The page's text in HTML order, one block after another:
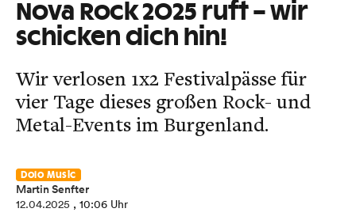
Nova Rock 2025 ruft – wir
schicken dich hin!
Wir verlosen 1x2 Festivalpässe für
vier Tage dieses großen Rock- und
Metal-Events im Burgenland.
Dolo Music
Martin Senfter
12.04.2025 , 10:06 Uhr